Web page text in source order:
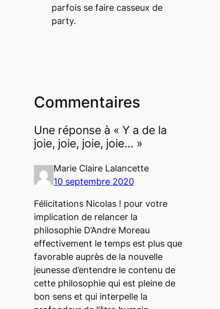
parfois se faire casseux de
party.
Commentaires
Une réponse à « Y a de la
joie, joie, joie, joie… »
Marie Claire Lalancette
10 septembre 2020
Félicitations Nicolas ! pour votre
implication de relancer la
philosophie D’Andre Moreau
effectivement le temps est plus que
favorable auprès de la nouvelle
jeunesse d’entendre le contenu de
cette philosophie qui est pleine de
bon sens et qui interpelle la